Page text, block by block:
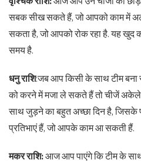
सबक सीख सकते हैं, जो आपको काम में
सकता है, जो आपको रोक रहा है. यह
समय है.
धनु राशि:जब आप किसी के साथ टीम
को करने में मजा ले सकते हैं तो चीजें
साथ जुड़ने का बहुत अच्छा दिन है,
प्रतिभाएं हैं, जो आपके काम आ सकती हैं.
मकर राशि:आज आप पाएंगे कि टीम के